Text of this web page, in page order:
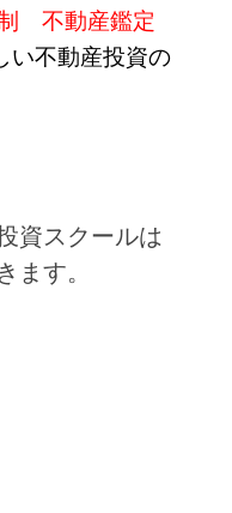
不動産鑑定
い不動産投資の
資スクールは
ます。